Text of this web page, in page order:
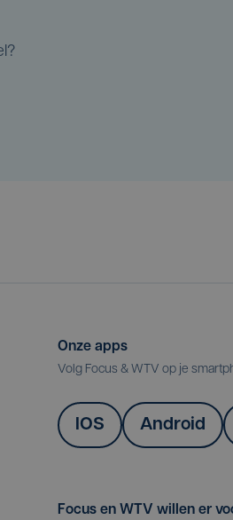
Onze apps
Volg Focus & WTV op je
IOS Android
Focus en WTV willen er